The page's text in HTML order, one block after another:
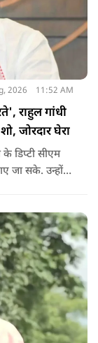
2026 11:52 AM
राहुल गांधी
जोरदार घेरा
डिप्टी सीएम
जा सके. उन्होंने